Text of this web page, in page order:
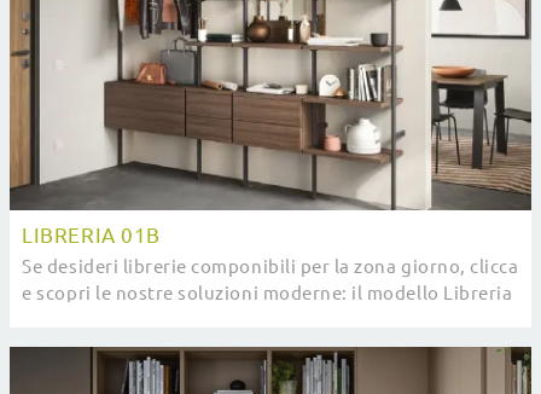
LIBRERIA 01B
Se desideri librerie componibili per la zona giorno, clicca
e scopri le nostre soluzioni moderne: il modello Libreria